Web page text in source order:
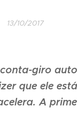
13/10/2017
giro
que ele
A